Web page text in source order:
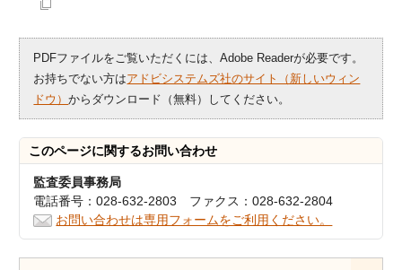
PDFファイルをご覧いただくには、Adobe Readerが必要です。
お持ちでない方はアドビシステムズ社のサイト（新しいウィン
ドウ）からダウンロード（無料）してください。
このページに関するお問い合わせ
監査委員事務局
電話番号：028-632-2803 ファクス：028-632-2804
お問い合わせは専用フォームをご利用ください。